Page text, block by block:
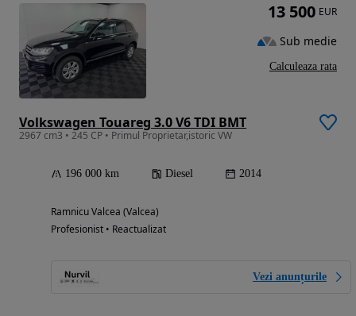
Volkswagen Touareg 3.0 V6 TDI BMT
2967 cm3 • 245 CP • Primul Proprietar,istoric VW
196 000 km Diesel 2014
Ramnicu Valcea (Valcea)
Profesionist • Reactualizat
Vezi anunțurile
13 500 EUR
Sub medie
Calculeaza rata